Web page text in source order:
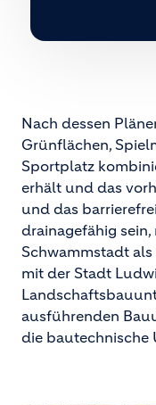
Nach dessen
Grünflächen,
Sportplatz
erhält und das
und das
drainagefähig
Schwammstadt
mit der Stadt
ausführenden
die bautechnische